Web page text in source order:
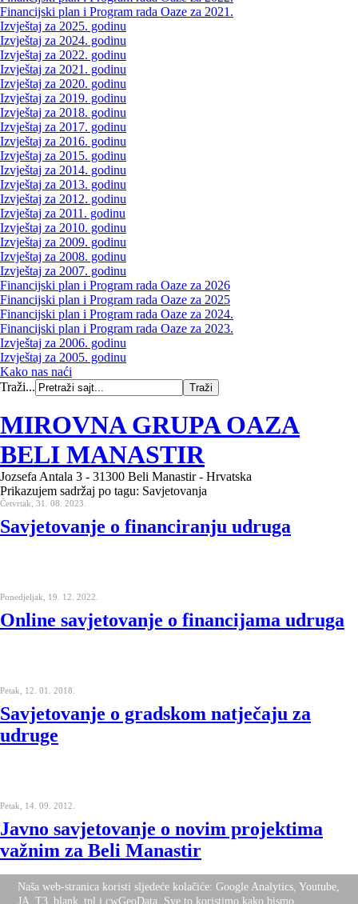
Financijski plan i Program rada Oaze za 2021.
Izvještaj za 2025. godinu
Izvještaj za 2024. godinu
Izvještaj za 2022. godinu
Izvještaj za 2021. godinu
Izvještaj za 2020. godinu
Izvještaj za 2019. godinu
Izvještaj za 2018. godinu
Izvještaj za 2017. godinu
Izvještaj za 2016. godinu
Izvještaj za 2015. godinu
Izvještaj za 2014. godinu
Izvještaj za 2013. godinu
Izvještaj za 2012. godinu
Izvještaj za 2011. godinu
Izvještaj za 2010. godinu
Izvještaj za 2009. godinu
Izvještaj za 2008. godinu
Izvještaj za 2007. godinu
Financijski plan i Program rada Oaze za 2026
Financijski plan i Program rada Oaze za 2025
Financijski plan i Program rada Oaze za 2024.
Financijski plan i Program rada Oaze za 2023.
Izvještaj za 2006. godinu
Izvještaj za 2005. godinu
Kako nas naći
Traži...
MIROVNA GRUPA OAZA
BELI MANASTIR
Jozsefa Antala 3 - 31300 Beli Manastir - Hrvatska
Prikazujem sadržaj po tagu: Savjetovanja
Četvrtak, 31. 08. 2023.
Savjetovanje o financiranju udruga
Ponedjeljak, 19. 12. 2022.
Online savjetovanje o financijama udruga
Petak, 12. 01. 2018.
Savjetovanje o gradskom natječaju za
udruge
Petak, 14. 09. 2012.
Javno savjetovanje o novim projektima
važnim za Beli Manastir
Naša web-stranica koristi sljedeće kolačiće: Google Analytics, Youtube,
JA_T3_blank_tpl i cwGeoData. Sve to koristimo kako bismo